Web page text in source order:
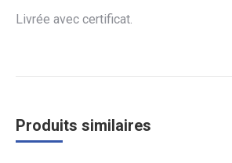
Livrée avec certificat.
Produits similaires